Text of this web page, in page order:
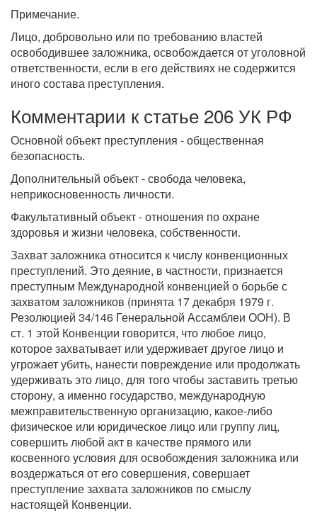
Примечание.
Лицо, добровольно или по требованию властей
освободившее заложника, освобождается от уголовной
ответственности, если в его действиях не содержится
иного состава преступления.
Комментарии к статье 206 УК РФ
Основной объект преступления - общественная
безопасность.
Дополнительный объект - свобода человека,
неприкосновенность личности.
Факультативный объект - отношения по охране
здоровья и жизни человека, собственности.
Захват заложника относится к числу конвенционных
преступлений. Это деяние, в частности, признается
преступным Международной конвенцией о борьбе с
захватом заложников (принята 17 декабря 1979 г.
Резолюцией 34/146 Генеральной Ассамблеи ООН). В
ст. 1 этой Конвенции говорится, что любое лицо,
которое захватывает или удерживает другое лицо и
угрожает убить, нанести повреждение или продолжать
удерживать это лицо, для того чтобы заставить третью
сторону, а именно государство, международную
межправительственную организацию, какое-либо
физическое или юридическое лицо или группу лиц,
совершить любой акт в качестве прямого или
косвенного условия для освобождения заложника или
воздержаться от его совершения, совершает
преступление захвата заложников по смыслу
настоящей Конвенции.